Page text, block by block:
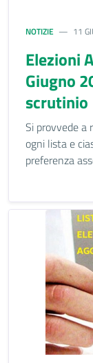
NOTIZIE 11
Elezioni
Giugno
scrutinio
Si provvede
ogni lista e
preferenza